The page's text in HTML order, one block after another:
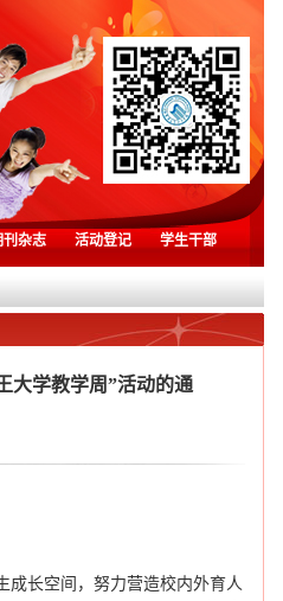
刊杂志 活动登记 学生干部
大学教学周”活动的通
成长空间，努力营造校内外育人